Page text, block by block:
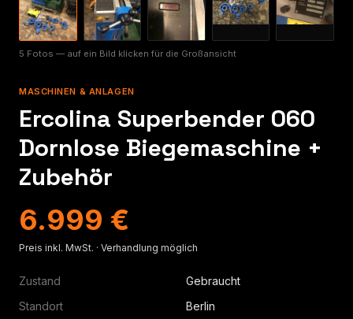
5 Fotos — auf ein Bild klicken für die Großansicht
MASCHINEN & ANLAGEN
Ercolina Superbender 060
Dornlose Biegemaschine +
Zubehör
6.999 €
Preis inkl. MwSt. · Verhandlung möglich
Zustand
Gebraucht
Standort
Berlin